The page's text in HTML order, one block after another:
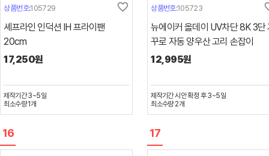
상품번호:105729 favorite_border
셰프라인 인덕션 IH 프라이팬
20cm
17,250원
제작기간3~5일
최소수량1개
상품번호:105723
뉴에이커 올데이 UV차단 8K 3단
꾸로 자동 양우산 고리 손잡이
12,995원
제작기간시안 확정 후 3~5일
최소수량2개
16 17